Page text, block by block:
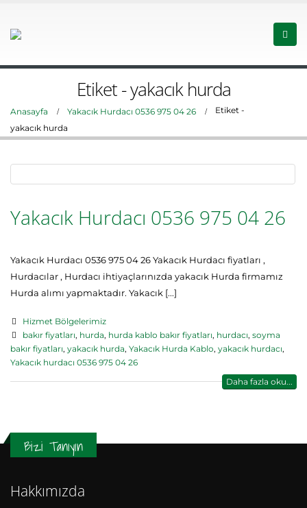
Etiket - yakacık hurda
Anasayfa Yakacık Hurdacı 0536 975 04 26
Etiket -
yakacık hurda
Yakacık Hurdacı 0536 975 04 26
Yakacık Hurdacı 0536 975 04 26 Yakacık Hurdacı fiyatları ,
Hurdacılar , Hurdacı ihtiyaçlarınızda yakacık Hurda firmamız
Hurda alımı yapmaktadır. Yakacık [...]
Hizmet Bölgelerimiz
bakır fiyatları, hurda, hurda kablo bakır fiyatları, hurdacı, soyma
bakır fiyatları, yakacık hurda, Yakacık Hurda Kablo, yakacık hurdacı,
Yakacık hurdacı 0536 975 04 26
Daha fazla oku...
Bizi Tanıyın
Hakkımızda